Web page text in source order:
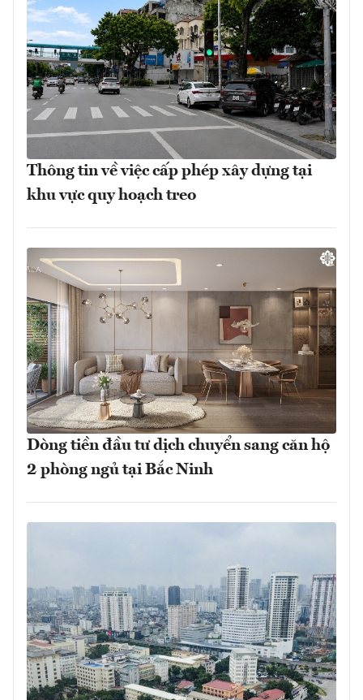
Thông tin về việc cấp phép xây dựng tại
khu vực quy hoạch treo
Dòng tiền đầu tư dịch chuyển sang căn hộ
2 phòng ngủ tại Bắc Ninh